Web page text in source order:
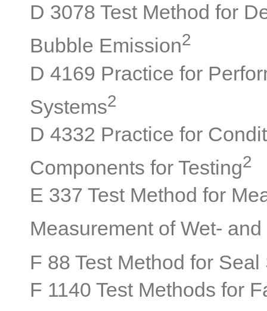
D 3078 Test Method for
Bubble Emission2
D 4169 Practice for
Systems2
D 4332 Practice for
Components for Testing2
E 337 Test Method for
Measurement of Wet-
F 88 Test Method for
F 1140 Test Methods for